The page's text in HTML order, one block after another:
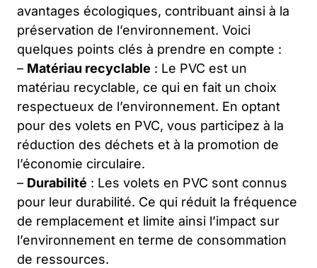
avantages écologiques, contribuant ainsi à la
préservation de l’environnement. Voici
quelques points clés à prendre en compte :
– Matériau recyclable : Le PVC est un
matériau recyclable, ce qui en fait un choix
respectueux de l’environnement. En optant
pour des volets en PVC, vous participez à la
réduction des déchets et à la promotion de
l’économie circulaire.
– Durabilité : Les volets en PVC sont connus
pour leur durabilité. Ce qui réduit la fréquence
de remplacement et limite ainsi l’impact sur
l’environnement en terme de consommation
de ressources.